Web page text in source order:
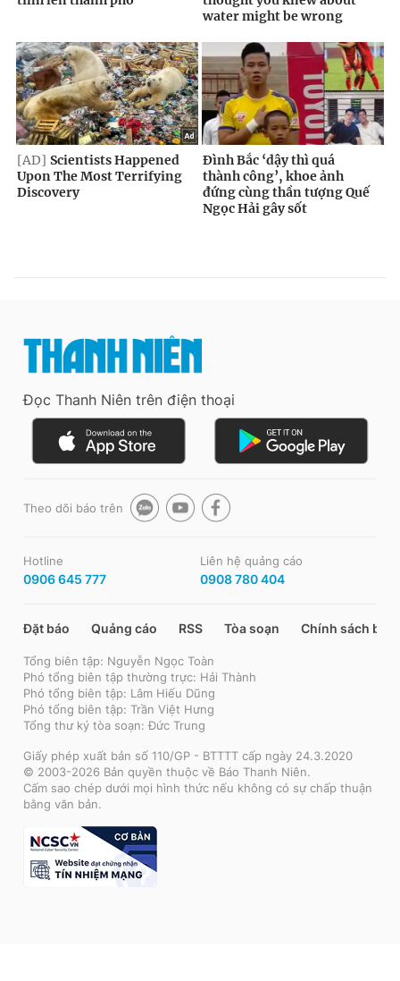
Đọc Thanh Niên trên điện thoại
Theo dõi báo trên
Hotline
0906 645 777
Liên hệ quảng cáo
0908 780 404
Đặt báo Quảng cáo RSS Tòa soạn Chính sách bảo
Tổng biên tập: Nguyễn Ngọc Toàn
Phó tổng biên tập thường trực: Hải Thành
Phó tổng biên tập: Lâm Hiếu Dũng
Phó tổng biên tập: Trần Việt Hưng
Tổng thư ký tòa soạn: Đức Trung
Giấy phép xuất bản số 110/GP - BTTTT cấp ngày 24.3.2020
© 2003-2026 Bản quyền thuộc về Báo Thanh Niên.
Cấm sao chép dưới mọi hình thức nếu không có sự chấp thuận
bằng văn bản.